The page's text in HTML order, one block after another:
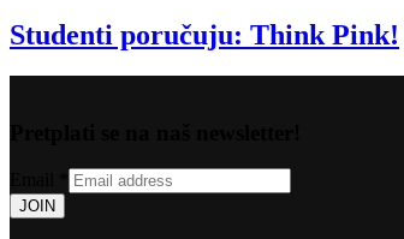
Studenti poručuju: Think Pink!
JOIN